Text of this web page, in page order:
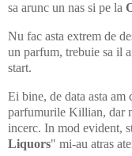
sa arunc un nas si pe la
Nu fac asta extrem de
un parfum, trebuie sa il
start.
Ei bine, de data asta
parfumurile Killian, dar
incerc. In mod evident,
Liquors" mi-au atras